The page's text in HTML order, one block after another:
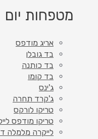
מטפחות יום
אריג מודפס
בד גובלן
בד כותנה
בד קומו
ג'ינס
ג'קרד תחרה
טריקו לורקס
טריקו מודפס לייקרה
לייקרה מלמלה דו צדדי